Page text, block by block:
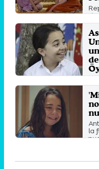
de
La
la